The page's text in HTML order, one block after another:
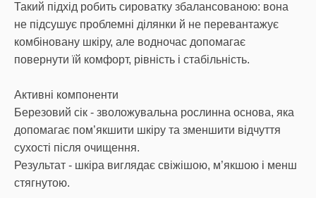
Такий підхід робить сироватку збалансованою: вона
не підсушує проблемні ділянки й не перевантажує
комбіновану шкіру, але водночас допомагає
повернути їй комфорт, рівність і стабільність.
Активні компоненти
Березовий сік - зволожувальна рослинна основа, яка
допомагає пом’якшити шкіру та зменшити відчуття
сухості після очищення.
Результат - шкіра виглядає свіжішою, м’якшою і менш
стягнутою.